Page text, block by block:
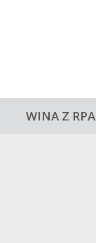
WINA Z RPA